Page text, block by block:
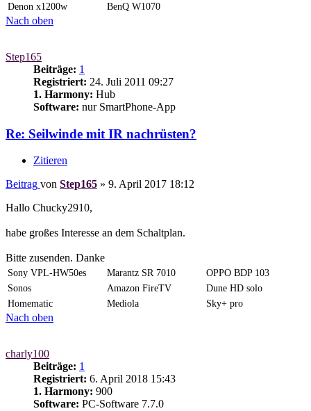
Denon x1200w BenQ W1070
Nach oben
Step165
Beiträge: 1
Registriert: 24. Juli 2011 09:27
1. Harmony: Hub
Software: nur SmartPhone-App
Re: Seilwinde mit IR nachrüsten?
Zitieren
Beitrag von Step165 » 9. April 2017 18:12
Hallo Chucky2910,
habe großes Interesse an dem Schaltplan.
Bitte zusenden. Danke
Sony VPL-HW50es Marantz SR 7010
OPPO BDP 103
Sonos
Amazon FireTV
Dune HD solo
Homematic
Mediola Sky+ pro
Nach oben
charly100
Beiträge: 1
Registriert: 6. April 2018 15:43
1. Harmony: 900
Software: PC-Software 7.7.0